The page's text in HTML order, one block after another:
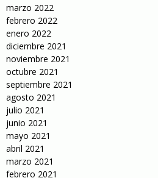
marzo 2022
febrero 2022
enero 2022
diciembre 2021
noviembre 2021
octubre 2021
septiembre 2021
agosto 2021
julio 2021
junio 2021
mayo 2021
abril 2021
marzo 2021
febrero 2021